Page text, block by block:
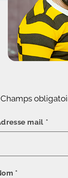
Champs
mail *
*